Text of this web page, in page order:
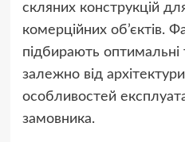
скляних конструкцій
комерційних об’єктів.
підбирають оптимальні
залежно від архітектури
особливостей
замовника.